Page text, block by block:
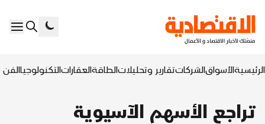
الرئيسيةالأسواقالشركاتتقارير وتحليلاتالطاقةالعقاراتالتكنولوجياالفن
تراجع الأسهم الآسيوية